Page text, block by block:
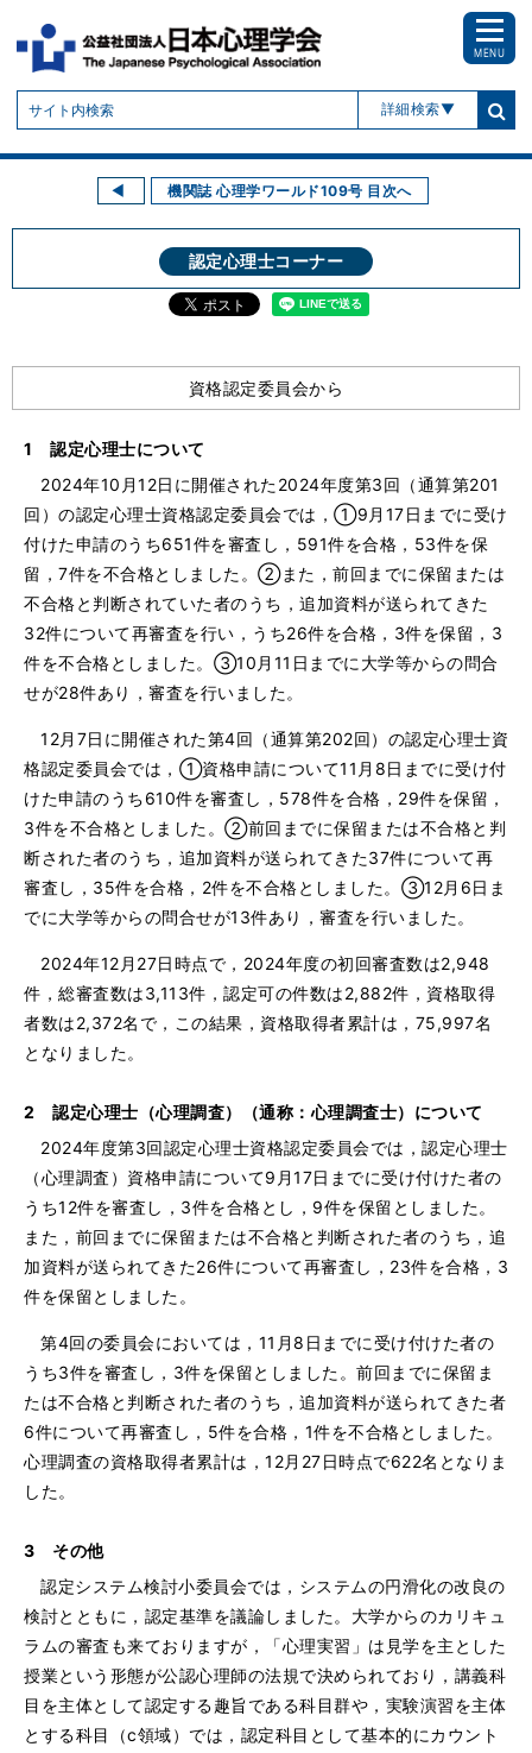
詳細検索
MENU
機関誌 心理学ワールド109号 目次へ
認定心理士コーナー
資格認定委員会から
1 認定心理士について
2024年10月12日に開催された2024年度第3回（通算第201
回）の認定心理士資格認定委員会では，①9月17日までに受け
付けた申請のうち651件を審査し，591件を合格，53件を保
留，7件を不合格としました。②また，前回までに保留または
不合格と判断されていた者のうち，追加資料が送られてきた
32件について再審査を行い，うち26件を合格，3件を保留，3
件を不合格としました。③10月11日までに大学等からの問合
せが28件あり，審査を行いました。
12月7日に開催された第4回（通算第202回）の認定心理士資
格認定委員会では，①資格申請について11月8日までに受け付
けた申請のうち610件を審査し，578件を合格，29件を保留，
3件を不合格としました。②前回までに保留または不合格と判
断された者のうち，追加資料が送られてきた37件について再
審査し，35件を合格，2件を不合格としました。③12月6日ま
でに大学等からの問合せが13件あり，審査を行いました。
2024年12月27日時点で，2024年度の初回審査数は2,948
件，総審査数は3,113件，認定可の件数は2,882件，資格取得
者数は2,372名で，この結果，資格取得者累計は，75,997名
となりました。
2 認定心理士（心理調査）（通称：心理調査士）について
2024年度第3回認定心理士資格認定委員会では，認定心理士
（心理調査）資格申請について9月17日までに受け付けた者の
うち12件を審査し，3件を合格とし，9件を保留としました。
また，前回までに保留または不合格と判断された者のうち，追
加資料が送られてきた26件について再審査し，23件を合格，3
件を保留としました。
第4回の委員会においては，11月8日までに受け付けた者の
うち3件を審査し，3件を保留としました。前回までに保留ま
たは不合格と判断された者のうち，追加資料が送られてきた者
6件について再審査し，5件を合格，1件を不合格としました。
心理調査の資格取得者累計は，12月27日時点で622名となりま
した。
3 その他
認定システム検討小委員会では，システムの円滑化の改良の
検討とともに，認定基準を議論しました。大学からのカリキュ
ラムの審査も来ておりますが，「心理実習」は見学を主とした
授業という形態が公認心理師の法規で決められており，講義科
目を主体として認定する趣旨である科目群や，実験演習を主体
とする科目（c領域）では，認定科目として基本的にカウント